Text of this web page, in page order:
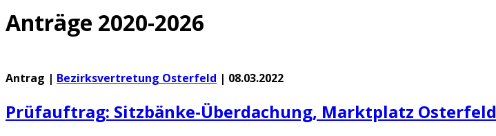
Anträge 2020-2026
Antrag | Bezirksvertretung Osterfeld | 08.03.2022
Prüfauftrag: Sitzbänke-Überdachung, Marktplatz Osterfeld